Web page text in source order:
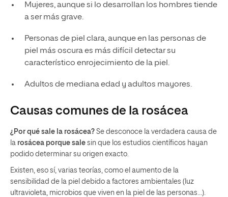
Mujeres, aunque si lo desarrollan los hombres tiende
a ser más grave.
Personas de piel clara, aunque en las personas de
piel más oscura es más difícil detectar su
característico enrojecimiento de la piel.
Adultos de mediana edad y adultos mayores.
Causas comunes de la rosácea
¿Por qué sale la rosácea? Se desconoce la verdadera causa de
la rosácea porque sale sin que los estudios científicos hayan
podido determinar su origen exacto.
Existen, eso sí, varias teorías, como el aumento de la
sensibilidad de la piel debido a factores ambientales (luz
ultravioleta, microbios que viven en la piel de las personas…).